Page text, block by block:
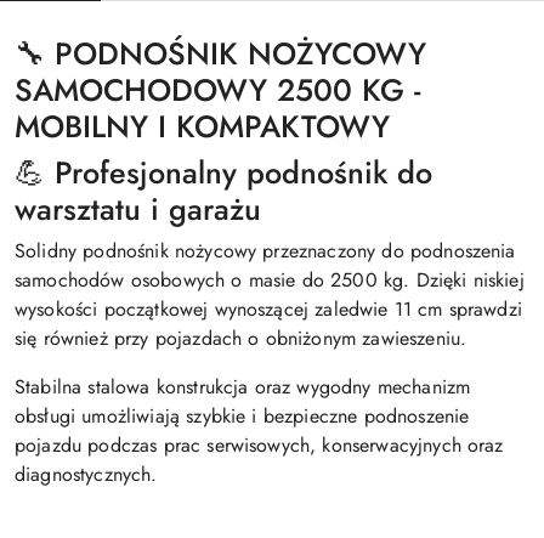
🔧 PODNOŚNIK NOŻYCOWY
SAMOCHODOWY 2500 KG -
MOBILNY I KOMPAKTOWY
💪 Profesjonalny podnośnik do
warsztatu i garażu
Solidny podnośnik nożycowy przeznaczony do podnoszenia
samochodów osobowych o masie do 2500 kg. Dzięki niskiej
wysokości początkowej wynoszącej zaledwie 11 cm sprawdzi
się również przy pojazdach o obniżonym zawieszeniu.
Stabilna stalowa konstrukcja oraz wygodny mechanizm
obsługi umożliwiają szybkie i bezpieczne podnoszenie
pojazdu podczas prac serwisowych, konserwacyjnych oraz
diagnostycznych.